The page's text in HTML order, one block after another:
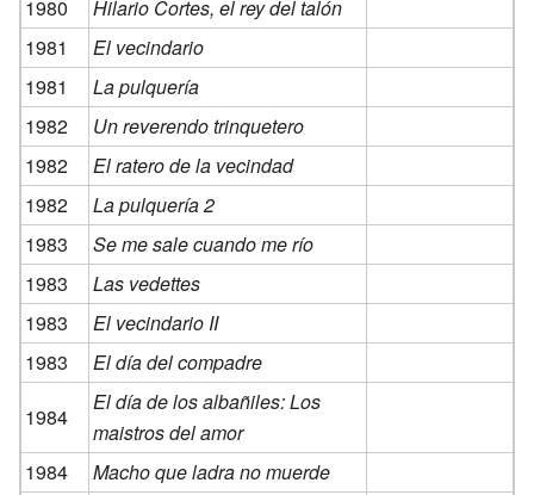
1980
Hilario Cortes, el rey del talón
1981
El vecindario
1981
La pulquería
1982
Un reverendo trinquetero
1982
El ratero de la vecindad
1982
La pulquería 2
1983
Se me sale cuando me río
1983
Las vedettes
1983
El vecindario II
1983
El día del compadre
1984
El día de los albañiles: Los
maistros del amor
1984
Macho que ladra no muerde